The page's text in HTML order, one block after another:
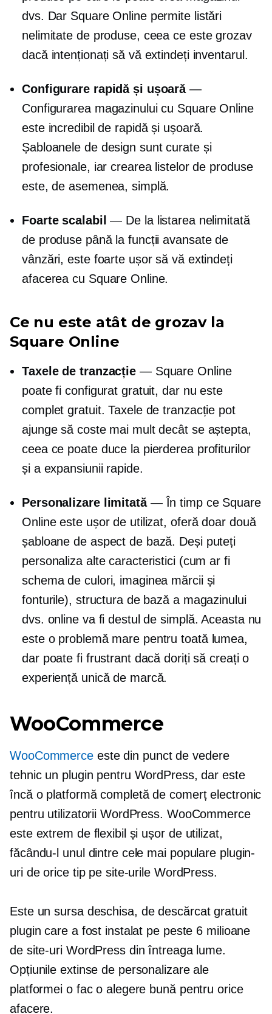
dvs. Dar Square Online permite listări
nelimitate de produse, ceea ce este grozav
dacă intenționați să vă extindeți inventarul.
Configurare rapidă și ușoară—
Configurarea magazinului cu Square Online
este incredibil de rapidă și ușoară.
Șabloanele de design sunt curate și
profesionale, iar crearea listelor de produse
este, de asemenea, simplă.
Foarte scalabil — De la listarea nelimitată
de produse până la funcții avansate de
vânzări, este foarte ușor să vă extindeți
afacerea cu Square Online.
Ce nu este atât de grozav la
Square Online
Taxele de tranzacție — Square Online
poate fi configurat gratuit, dar nu este
complet gratuit. Taxele de tranzacție pot
ajunge să coste mai mult decât se aștepta,
ceea ce poate duce la pierderea profiturilor
și a expansiunii rapide.
Personalizare limitată— În timp ce Square
Online este ușor de utilizat, oferă doar două
șabloane de aspect de bază. Deși puteți
personaliza alte caracteristici (cum ar fi
schema de culori, imaginea mărcii și
fonturile), structura de bază a magazinului
dvs. online va fi destul de simplă. Aceasta nu
este o problemă mare pentru toată lumea,
dar poate fi frustrant dacă doriți să creați o
experiență unică de marcă.
WooCommerce
WooCommerceeste din punct de vedere
tehnic un plugin pentru WordPress, dar este
încă o platformă completă de comerț electronic
pentru utilizatorii WordPress. WooCommerce
este extrem de flexibil și ușor de utilizat,
făcându-l unul dintre cele mai populare plugin-
uri de orice tip pe site-urile WordPress.
Este unsursa deschisa, de descărcat gratuit
plugin care a fost instalat pe peste 6 milioane
de site-uri WordPress din întreaga lume.
Opțiunile extinse de personalizare ale
platformei o fac o alegere bună pentru orice
afacere.